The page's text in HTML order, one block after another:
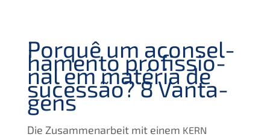
Porquê um aconsel­
ha­men­to profi­s­sio­
nal em matéria de
suces­são?8 Vanta­
gens
Die Zusam­men­ar­beit mit einem KERN